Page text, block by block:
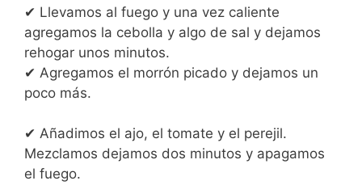
✔ Llevamos al fuego y una vez caliente
agregamos la cebolla y algo de sal y dejamos
rehogar unos minutos.
✔ Agregamos el morrón picado y dejamos un
poco más.
✔ Añadimos el ajo, el tomate y el perejil.
Mezclamos dejamos dos minutos y apagamos
el fuego.